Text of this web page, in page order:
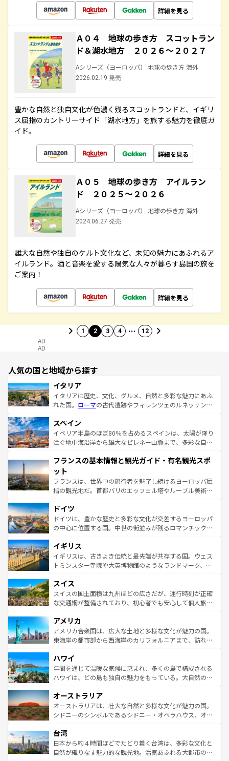
詳細を見る
Ａ０４ 地球の歩き方 スコットラン
ド＆湖水地方 ２０２６～２０２７
Aシリーズ（ヨーロッパ） 地球の歩き方 海外
2026.02.19 発売
豊かな自然と独自文化が色濃く残るスコットランドと、イギリ
ス屈指のカントリーサイド「湖水地方」を旅する魅力を徹底ガ
イド。
詳細を見る
Ａ０５ 地球の歩き方 アイルラン
ド ２０２５～２０２６
Aシリーズ（ヨーロッパ） 地球の歩き方 海外
2024.06.27 発売
雄大な自然や独自のケルト文化など、未知の魅力にあふれるア
イルランド。酒と音楽を愛する陽気な人々が暮らす島国の旅を
ご案内！
詳細を見る
1 2 3 4 … 12
AD
AD
人気の国と地域から探す
イタリア
イタリアは歴史、文化、グルメ、自然と多彩な魅力にあふ
れた国。 ローマの古代遺跡やフィレンツェのルネッサンス
ろん、トスカーナの美しい田園風景やアマルフィ海岸の絶
景など、自然景観も見逃せない。観光の合間には、本場の
ピザやパスタなど、絶品のイタリア料理を堪能することも
ませてくれるイタリアで、忘れられない旅をしてみよう！
なお、新着のイタリア情報は
しい。
スペイン
イベリア半島のほぼ80％を占めるスペインは、太陽が降り
注ぐ地中海沿岸から雄大なピレネー山脈まで、多彩な自然
文化が根付くこの国では、情熱的なフラメンコ、熱気あふ
れる闘牛、そして美味しいタパスが生活の一部となってい
る。首都マドリードの洗練された雰囲気や、バルセロナの
アートに溢れた街角から、地方では古代ローマ遺跡や中世
せる。地方によって風土や気候が異なるスペインはその個
性で訪れる人を魅了する。 なお、新着のスペイン情報は コ
ンテンツ一覧を参照してほしい。
フランスの基本情報と観光ガイド・有名観光スポ
ット
フランスは、世界中の旅行者を魅了し続けるヨーロッパ屈
指の観光地だ。首都パリのエッフェル塔やルーブル美術館
で、幅広い魅力が詰まっている。華麗な宮殿、歴史的な大
聖堂、美しいビーチ、そして豊かな自然が、訪れる者を心
から魅了する。また、フランスは美食の国としても知ら
いる。シャンパンの発祥地であるランス、プロヴァンスの
香り高いラベンダー畑など、多彩な楽しみ方が可能だ。さ
らに、パリ以外の地域にも魅力が溢れており、どの街角に
れる地方に足を運ぶとそれぞれで全く異なる文化を体験で
きるだろう。 なお、新着のフランス情報はコンテンツ一覧
を参照してほしい。
ドイツ
ドイツは、豊かな歴史と多彩な文化が交差するヨーロッパ
の中心に位置する国。中世の街並みが残るロマンチック街
顔を持つこの国は、どこを歩いても飽きることがない。ベ
ルリンの文化的活気、バイエルン州のアルプスの絶景、そ
してライン川沿いのワイン畑といった風景は必見。ビール
は、お酒好きな人にはぜひ体験してほしい。 なお、新着の
ドイツ情報はコンテンツ一覧を参照してほしい。
イギリス
イギリスは、古きよき伝統と最先端が共存する国。ウェス
トミンスター寺院や大英博物館のようなランドマーク、歴
リアごとに異なる魅力がある。また、優雅なアフタヌーン
ティー、ビール好きにはたまらない英国パブ、サッカー観
戦など、本場だからこそできる体験も豊富。イギリスを旅
ンツ一覧を参照してほしい。
スイス
スイスの国土面積は九州ほどの広さだが、運行時刻が正確
な交通網が整備されており、初心者でも安心して個人旅行
の建物がそのまま残る町や、スイスならではのユニークな
博物館もあり、アルプス観光だけでなく町歩きも満喫する
ことができる。国民の所得が高いため物価も高いが、旅行
ば市内交通費無料で観光を楽しむこともできる。 なお、新
着のスイス情報はコンテンツ一覧 を参照してほしい。
アメリカ
アメリカ合衆国は、広大な土地と多様な文化が魅力の国。
東海岸の都市部から西海岸のカリフォルニアまで、訪れる
のような巨大都市は、観光、ショッピング、エンターテイ
ンメントが詰まった刺激的なスポットだ。一方、アメリカ
西部には大自然が広がり、グランドキャニオンやイエロー
部のニューオーリンズでは、音楽と美食が融合した独特の
文化が魅力。旅行者はアメリカの各地域で異なる魅力を楽
しみながら、その多様性と豊かな歴史を感じることができ
ならではの贅沢な旅のスタイルだ。 なお、新着のアメリカ
情報はコンテンツ一覧を参照してほしい。
ハワイ
年間を通じて温暖な気候に恵まれ、多くの島で構成される
ハワイは、どの島も独自の魅力をもっている。大自然の神
ワイ島は見逃せない。また、定番の観光地といえばオアフ
島だが、静かな自然を求めるならマウイ島やカウアイ島が
おすすめ。エメラルドグリーンに輝く海をはじめ、豊かな
れるおもてなしの心で訪れる人々を迎えてくれるハワイの
人々、おいしいローカルフードやハワイアンミュージッ
ク、伝統的なフラダンスなど、すべてがハワイの魅力を彩
オーストラリア
オーストラリアは、壮大な自然と多様な文化が魅力の国。
シドニーのシンボルであるシドニー・オペラハウス、オー
リアリーフや大陸中央部にそびえるウルル（エアーズロッ
ク）、タスマニアの美しい原生林やケアンズの熱帯雨林な
ど、見どころがたくさん。また、カフェやワイン、オージ
台湾
日本から約４時間ほどでたどり着く台湾は、多彩な文化と
自然が織りなす魅力的な観光地。活気あふれる大都市の台